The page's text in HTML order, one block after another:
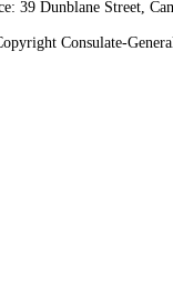
39 Dunblane Street,
Consulate-